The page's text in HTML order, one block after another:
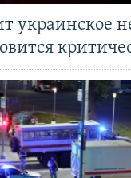
украинское